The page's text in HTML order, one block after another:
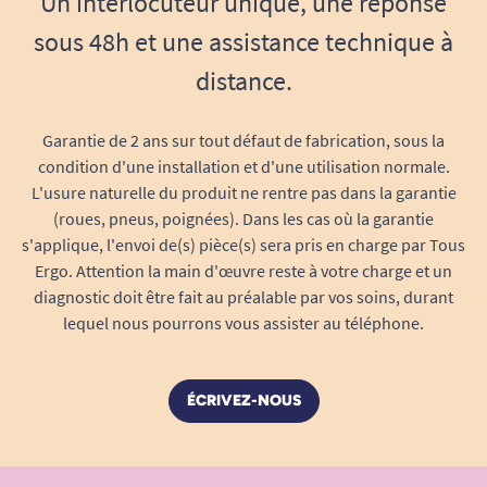
slips absorbants sans compromis, que vous
soyez à la maison, en déplacement ou au travail.
Conçus avec une matière externe douce et
agréable sur la peau. Leurceinture élastiquée
épouse le tour de taille de 100 à 135 cm,
garantissant un maintien idéal et un ajustement
adapté à chaque morphologie, sans
compression ni irritation.
Protection fiabilité et absorption optimale
les fuites urinaires modérées à ponctuelles,
tout au long de la journée.
unesécurité maximaleface aux
sous 48h et une assistance technique à
distance.
Garantie de 2 ans sur tout défaut de fabrication, sous la
condition d'une installation et d'une utilisation normale.
L'usure naturelle du produit ne rentre pas dans la garantie
(roues, pneus, poignées). Dans les cas où la garantie
s'applique, l'envoi de(s) pièce(s) sera pris en charge par Tous
Ergo. Attention la main d'œuvre reste à votre charge et un
diagnostic doit être fait au préalable par vos soins, durant
lequel nous pourrons vous assister au téléphone.
ÉCRIVEZ-NOUS